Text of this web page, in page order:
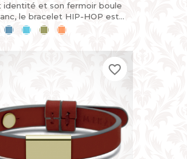
identité et son fermoir boule
le bracelet HIP-HOP est
et évolutif. Pour un cadeau
BleuBleuKakiMandarine
favorite_border
favorite_border
favorite_border